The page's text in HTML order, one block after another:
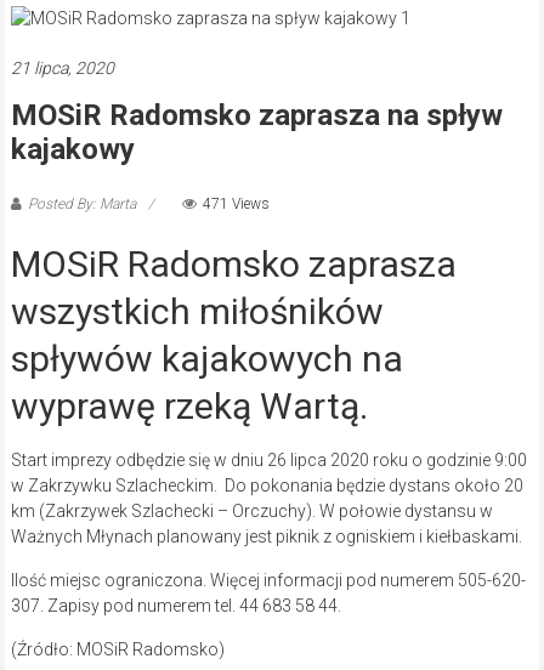
Częstochowa,
Lubliniec,
21 lipca, 2020
MOSiR Radomsko zaprasza na spływ
kajakowy
Posted By: Marta 471 Views
MOSiR Radomsko zaprasza
wszystkich miłośników
spływów kajakowych na
wyprawę rzeką Wartą.
Start imprezy odbędzie się w dniu 26 lipca 2020 roku o godzinie 9:00
w Zakrzywku Szlacheckim. Do pokonania będzie dystans około 20
km (Zakrzywek Szlachecki – Orczuchy). W połowie dystansu w
Ważnych Młynach planowany jest piknik z ogniskiem i kiełbaskami.
Ilość miejsc ograniczona. Więcej informacji pod numerem 505-620-
307. Zapisy pod numerem tel. 44 683 58 44.
(Źródło: MOSiR Radomsko)